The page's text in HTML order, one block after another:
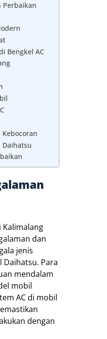
Perbaikan
Bengkel AC
Daihatsu
Kalimalang
dan
jenis
Daihatsu. Para
mendalam
mobil
AC di mobil
dengan